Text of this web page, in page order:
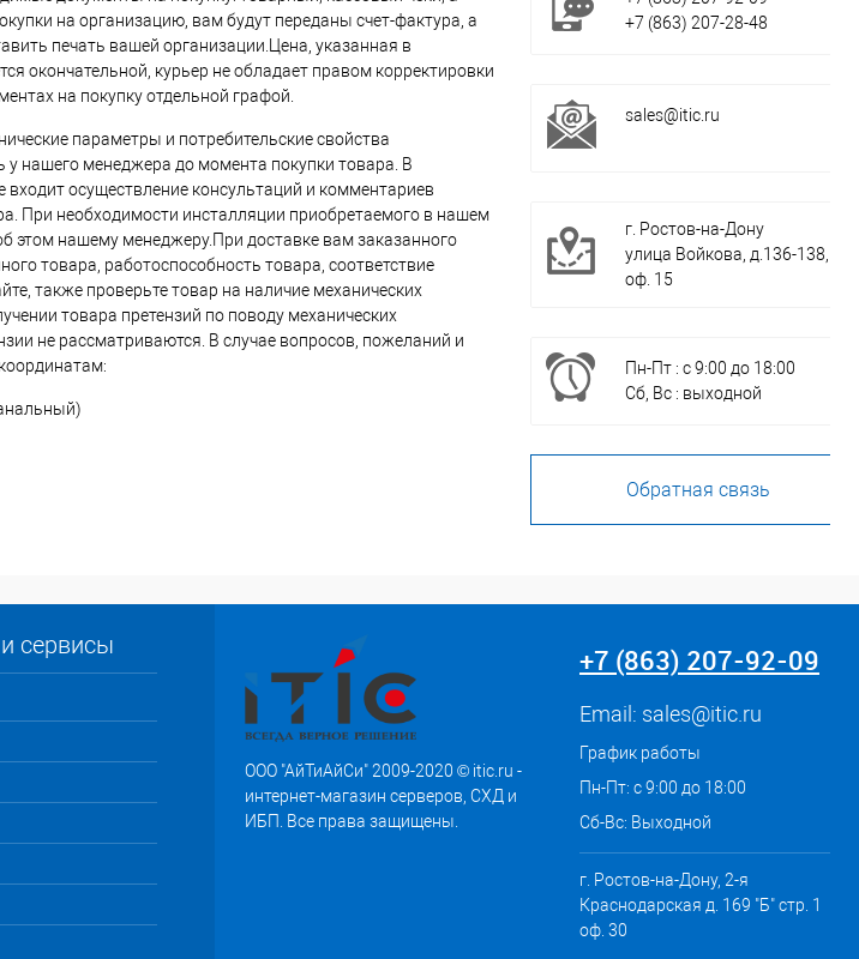
на организацию, вам будут переданы счет-фактура, а
печать вашей организации.Цена, указанная в
окончательной, курьер не обладает правом корректировки
на покупку отдельной графой.
параметры и потребительские свойства
у нашего менеджера до момента покупки товара. В
осуществление консультаций и комментариев
При необходимости инсталляции приобретаемого в нашем
этом нашему менеджеру.При доставке вам заказанного
товара, работоспособность товара, соответствие
также проверьте товар на наличие механических
товара претензий по поводу механических
не рассматриваются. В случае вопросов, пожеланий и
+7 (863) 207-28-48
sales@itic.ru⁠
г. Ростов-на-Дону
улица Войкова, д.136-138,
оф. 15
Пн-Пт : с 9:00 до 18:00
Сб, Вс : выходной
Обратная связь
сервисы
ООО "АйТиАйСи" 2009-2020 © itic.ru -
интернет-магазин серверов, СХД и
ИБП. Все права защищены.
+7 (863) 207-92-09
Email: sales@itic.ru
График работы
Пн-Пт: с 9:00 до 18:00
Сб-Вс: Выходной
г. Ростов-на-Дону, 2-я
Краснодарская д. 169 "Б" стр. 1
оф. 30